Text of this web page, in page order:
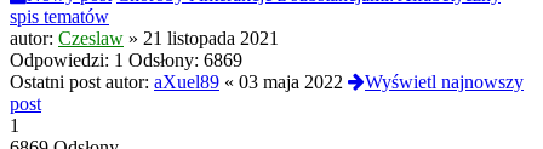
spis tematów
autor: Czeslaw » 21 listopada 2021
Odpowiedzi: 1 Odsłony: 6869
Ostatni post autor: aXuel89 « 03 maja 2022
Wyświetl najnowszy
post
1